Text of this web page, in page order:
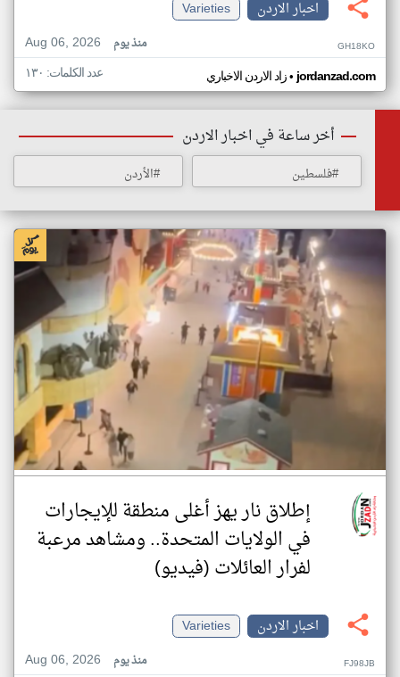
اخبار الاردن
Varieties
Aug 06, 2026
منذ يوم GH18KO
زاد الاردن الاخباري•jordanzad.com عدد الكلمات: ١٣٠
أخر ساعة في اخبار الاردن
#فلسطين #الأردن
إطلاق نار يهز أغلى منطقة للإيجارات
في الولايات المتحدة.. ومشاهد مرعبة
لفرار العائلات (فيديو)
اخبار الاردن
Varieties
Aug 06, 2026
منذ يوم FJ98JB